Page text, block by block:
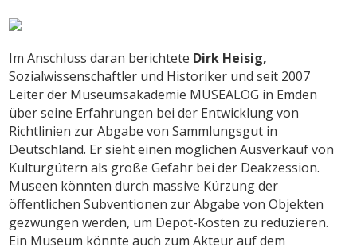
Im Anschluss daran berichtete Dirk Heisig,
Sozialwissenschaftler und Historiker und seit 2007
Leiter der Museumsakademie MUSEALOG in Emden
über seine Erfahrungen bei der Entwicklung von
Richtlinien zur Abgabe von Sammlungsgut in
Deutschland. Er sieht einen möglichen Ausverkauf von
Kulturgütern als große Gefahr bei der Deakzession.
Museen könnten durch massive Kürzung der
öffentlichen Subventionen zur Abgabe von Objekten
gezwungen werden, um Depot-Kosten zu reduzieren.
Ein Museum könnte auch zum Akteur auf dem